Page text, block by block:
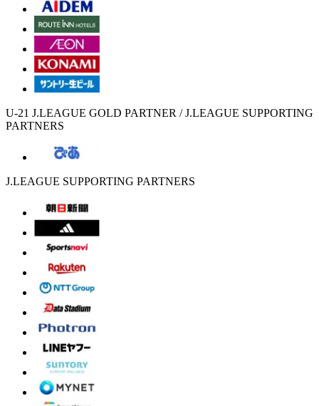
U-21 J.LEAGUE GOLD PARTNER / J.LEAGUE SUPPORTING
PARTNERS
J.LEAGUE SUPPORTING PARTNERS